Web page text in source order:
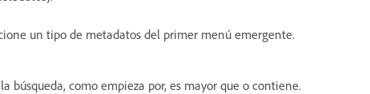
un tipo de metadatos del primer menú emergente.
como empieza por, es mayor que o contiene.